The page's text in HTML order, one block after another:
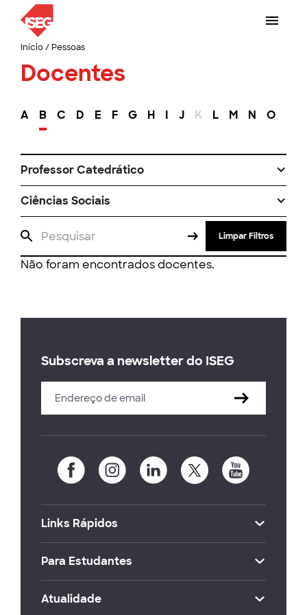
Início/ Pessoas
Docentes
A B C D E F G H I J K L M N O
Professor Catedrático
Ciências Sociais
Limpar Filtros
Não foram encontrados docentes.
Subscreva a newsletter do ISEG
Links Rápidos
Para Estudantes
Atualidade